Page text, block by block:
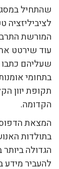
שהתחיל
לציביליזציה
המורשת
עוד שירטט
שעליהם
בתחומי
תקופת יוון
הקדומה.
בתולדות
הגדולה
להעביר מידע